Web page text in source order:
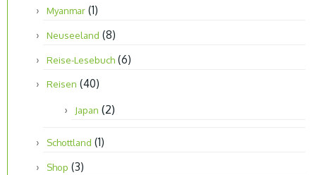
Myanmar (1)
Neuseeland (8)
Reise-Lesebuch (6)
Reisen (40)
Japan (2)
Schottland (1)
Shop (3)